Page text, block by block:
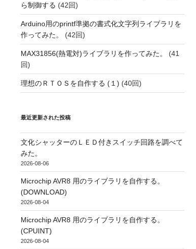
ら制御する (42回)
Arduino用のprintf準拠の書式化文字列ライブラリを
作ってみた。
(42回)
MAX31856(熱電対)ライブラリを作ってみた。
(41
回)
理想のＲＴＯＳを自作する (１) (40回)
最近更新された投稿
文化シャッターのＬＥＤ付きスイッチ回路を調べて
みた。
2026-08-06
Microchip AVR8 用のライブラリを自作する。
(DOWNLOAD)
2026-08-04
Microchip AVR8 用のライブラリを自作する。
(CPUINT)
2026-08-04